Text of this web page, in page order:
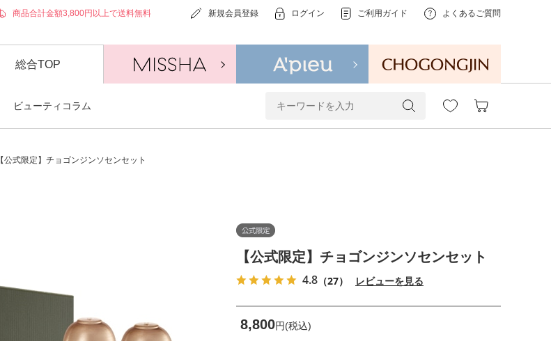
商品合計金額3,800円以上で送料無料 新規会員登録 ログイン ご利用ガイド よくあるご質問
総合TOP
ビューティコラム
【公式限定】チョゴンジンソセンセット
【公式限定】チョゴンジンソセンセット
4.8 （27） レビューを見る
8,800円(税込)